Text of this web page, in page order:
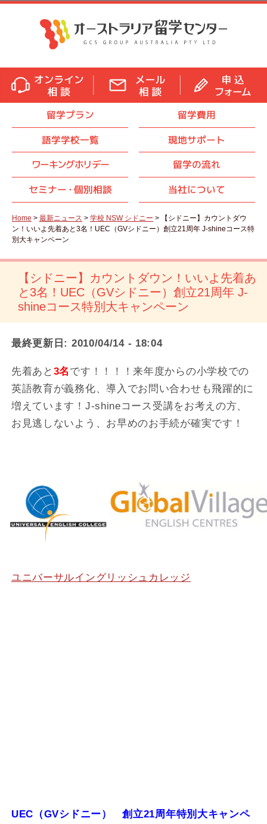
留学プラン
留学費用
語学学校一覧
現地サポート
ワーキングホリデー
留学の流れ
セミナー・ 個別相談 当社について
Home > 最新ニュース > 学校 NSW シドニー > 【シドニー】カウントダウ
ン！いいよ先着あと3名！UEC（GVシドニー）創立21周年 J-shineコース特
別大キャンペーン
【シドニー】カウントダウン！いいよ先着あ
と3名！UEC（GVシドニー）創立21周年 J-
shineコース特別大キャンペーン
最終更新日: 2010/04/14 - 18:04
先着あと 3名 です！！！！来年度からの小学校での
英語教育が義務化、導入でお問い合わせも飛躍的に
増えています！J-shineコース受講をお考えの方、
お見逃しないよう、お早めのお手続が確実です！
ユニバーサルイングリッシュカレッジ
UEC（GVシドニー） 創立21周年特別大キャンペ